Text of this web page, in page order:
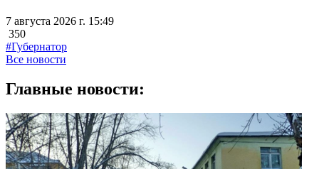
7 августа 2026 г. 15:49
350
#Губернатор
Все новости
Главные новости: